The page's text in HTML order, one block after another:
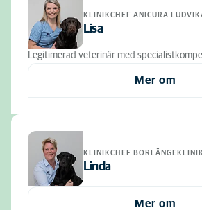
KLINIKCHEF ANICURA
Lisa
Legitimerad veterinär med
Mer om
KLINIKCHEF
Linda
Mer om